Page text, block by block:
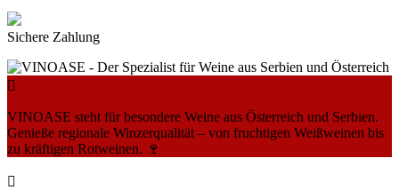
Sichere Zahlung

VINOASE steht für besondere Weine aus Österreich und Serbien.
Genieße regionale Winzerqualität – von fruchtigen Weißweinen bis
zu kräftigen Rotweinen. 🍷
